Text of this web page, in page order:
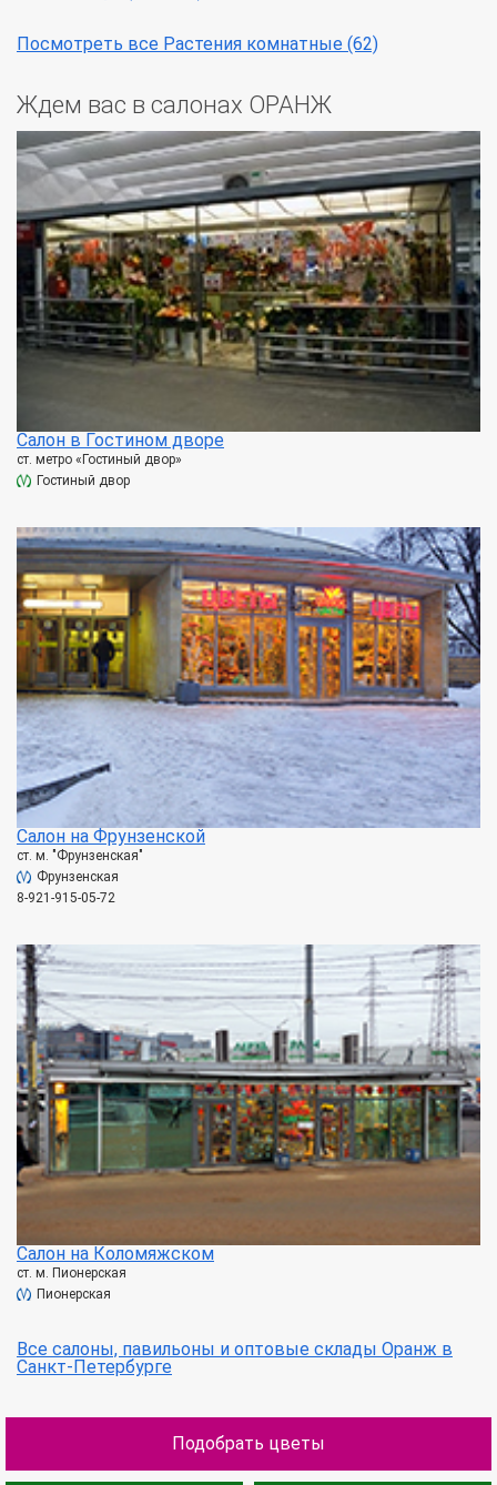
Посмотреть все Растения комнатные (62)
Ждем вас в салонах ОРАНЖ
Салон в Гостином дворе
ст. метро «Гостиный двор»
Гостиный двор
Салон на Фрунзенской
ст. м. "Фрунзенская"
Фрунзенская
8-921-915-05-72
Салон на Коломяжском
ст. м. Пионерская
Пионерская
Все салоны, павильоны и оптовые склады Оранж в
Санкт-Петербурге
Подобрать цветы